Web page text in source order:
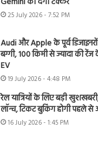
25 July 2026 - 7:52 PM
Audi और Apple के पूर्व
बग्गी, 100 किमी से ज्यादा की
EV
19 July 2026 - 4:48 PM
रेल यात्रियों के लिए बड़ी
लॉन्च, टिकट बुकिंग होगी पहले
16 July 2026 - 1:45 PM